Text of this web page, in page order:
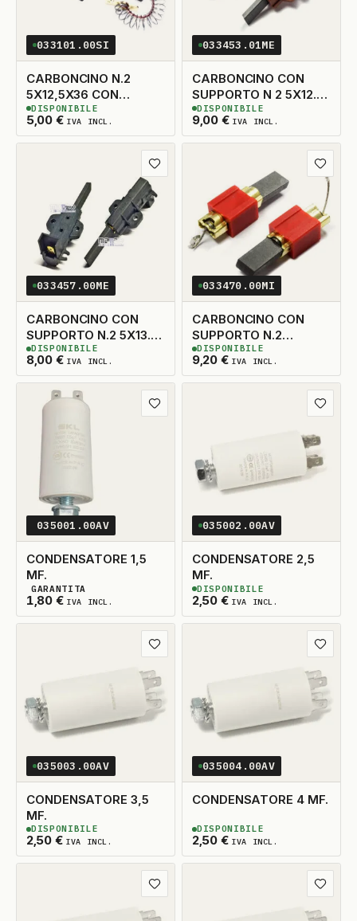
033101.00SI
CARBONCINO N.2
5X12,5X36 CON
MOLLA
5,00 € IVA INCL.
14 DISPONIBILI
DISPONIBILE
033453.01ME
CARBONCINO CON
SUPPORTO N 2 5X12.5
TAGLIO A DX
9,00 € IVA INCL.
10 DISPONIBILI
DISPONIBILE
Aggiungi ai preferiti
033457.00ME
CARBONCINO CON
SUPPORTO N.2 5X13.5
TAGLIO A DESTRA
8,00 € IVA INCL.
5DISPONIBILI
DISPONIBILE
033470.00MI
CARBONCINO CON
SUPPORTO N.2
5X15X30
9,20 € IVA INCL.
3DISPONIBILI
DISPONIBILE
Aggiungi ai preferiti
035001.00AV
CONDENSATORE 1,5
MF.
1,80 € IVA INCL.
2DISPONIBILI
GARANTITA
035002.00AV
CONDENSATORE 2,5
MF.
2,50 € IVA INCL.
2DISPONIBILI
DISPONIBILE
Aggiungi ai preferiti
035003.00AV
CONDENSATORE 3,5
MF.
2,50 € IVA INCL.
2DISPONIBILI
DISPONIBILE
035004.00AV
CONDENSATORE 4 MF.
2,50 € IVA INCL.
2DISPONIBILI
DISPONIBILE
Aggiungi ai preferiti